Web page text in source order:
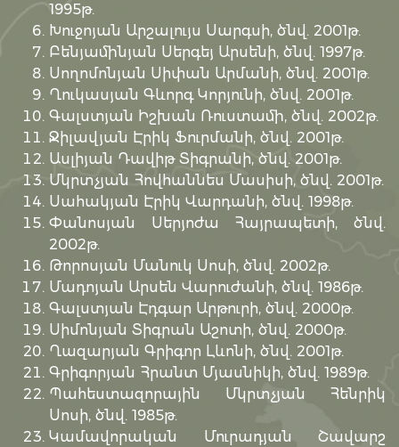
1995թ.
Խուջոյան Արշալույս Սարգսի, ծնվ. 2001թ.
Բենյամինյան Սերգեյ Արսենի, ծնվ. 1997թ.
Սողոմոնյան Սիփան Արմանի, ծնվ. 2001թ.
Ղուկասյան Գևորգ Կորյունի, ծնվ. 2001թ.
Գալստյան Իշխան Ռուստամի, ծնվ. 2002թ.
Ջիլավյան Էրիկ Ֆուրմանի, ծնվ. 2001թ.
Ասլիյան Դավիթ Տիգրանի, ծնվ. 2001թ.
Մկրտչյան Հովհաննես Մասիսի, ծնվ. 2001թ.
Սահակյան Էրիկ Վարդանի, ծնվ. 1998թ.
Փանոսյան Սերյոժա Հայրապետի, ծնվ.
2002թ.
Թորոսյան Մանուկ Սոսի, ծնվ. 2002թ.
Մադոյան Արսեն Վարուժանի, ծնվ. 1986թ.
Գալստյան Էդգար Արթուրի, ծնվ. 2000թ.
Սիմոնյան Տիգրան Աշոտի, ծնվ. 2000թ.
Ղազարյան Գրիգոր Լևոնի, ծնվ. 2001թ.
Գրիգորյան Հրանտ Մյասնիկի, ծնվ. 1989թ.
Պահեստազորային Մկրտչյան Հենրիկ
Սոսի, ծնվ. 1985թ.
Կամավորական Մուրադյան Շավարշ